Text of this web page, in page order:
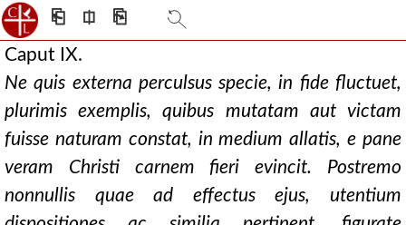
⎗ ⎅ ⎘
Caput IX.
Ne quis externa perculsus specie, in fide fluctuet,
plurimis exemplis, quibus mutatam aut victam
fuisse naturam constat, in medium allatis, e pane
veram Christi carnem fieri evincit. Postremo
nonnullis quae ad effectus ejus, utentium